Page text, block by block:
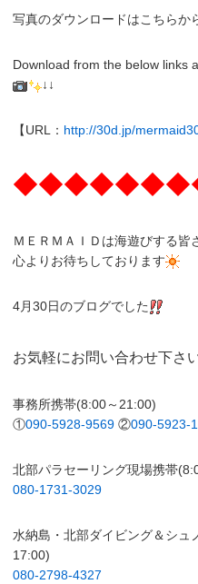
写真のダウンロードはこちらか
Download from the below links
↓↓
【URL： http://30d.jp/
ＭＥＲＭＡＩＤは海遊びする皆
心よりお待ちしております
4月30日のブログでした
お気軽にお問い合わせ下さ
事務所携帯(8:00～21:00)
①090-5928-9569 ②090-5923-
北部パラセーリング現場携帯
080-1731-3029
水納島・北部ダイビング＆シュ
17:00)
080-2798-4327